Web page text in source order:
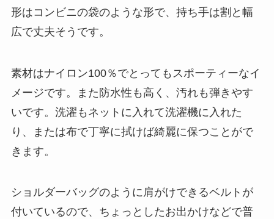
形はコンビニの袋のような形で、持ち手は割と幅
広で丈夫そうです。
素材はナイロン100％でとってもスポーティーなイ
メージです。また防水性も高く、汚れも弾きやす
いです。洗濯もネットに入れて洗濯機に入れた
り、または布で丁寧に拭けば綺麗に保つことがで
きます。
ショルダーバッグのように肩がけできるベルトが
付いているので、ちょっとしたお出かけなどで普